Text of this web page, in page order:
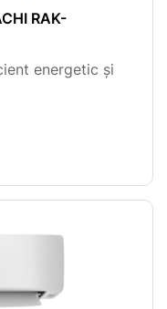
RAK-
energetic și